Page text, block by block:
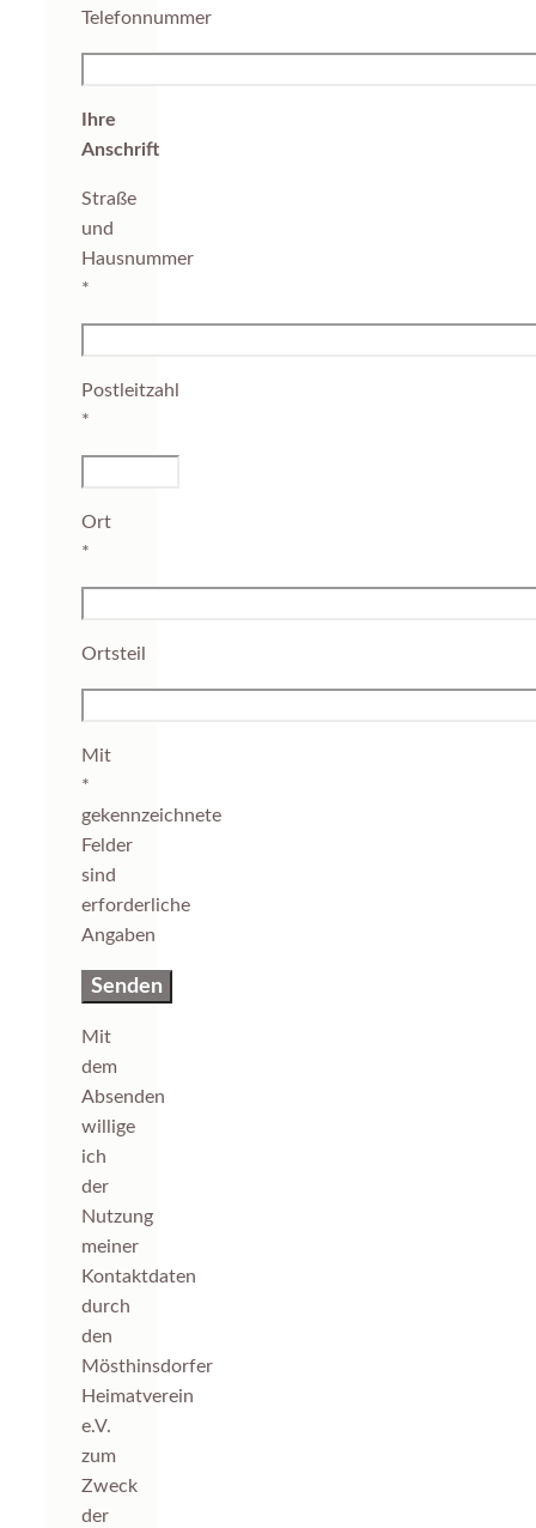
Telefonnummer
Ihre
Anschrift
Straße
und
Hausnummer
*
Postleitzahl
*
Ort
*
Ortsteil
Mit
*
gekennzeichnete
Felder
sind
erforderliche
Angaben
Mit
dem
Absenden
willige
ich
der
Nutzung
meiner
Kontaktdaten
durch
den
Mösthinsdorfer
Heimatverein
e.V.
zum
Zweck
der